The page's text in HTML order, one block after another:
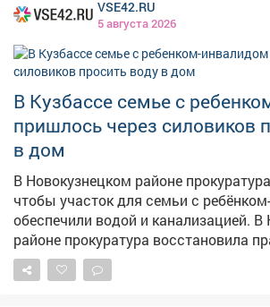
VSE42.RU
5 августа 2026
В Кузбассе семье с
пришлось через силовиков
в дом
В Новокузнецком районе
чтобы участок для семьи с
обеспечили водой и канализацией. В Новокузнецком
районе прокуратура восстановила
воспитывающей ребёнка с
возможностями здоровья. Как